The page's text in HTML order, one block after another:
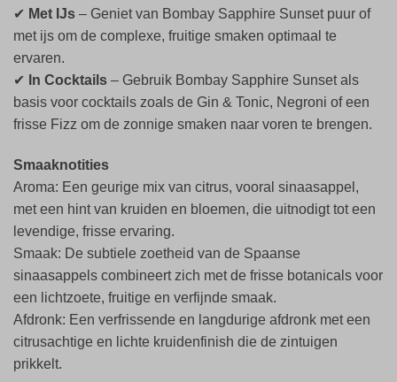
✔ Met IJs – Geniet van Bombay Sapphire Sunset puur of
met ijs om de complexe, fruitige smaken optimaal te
ervaren.
✔ In Cocktails – Gebruik Bombay Sapphire Sunset als
basis voor cocktails zoals de Gin & Tonic, Negroni of een
frisse Fizz om de zonnige smaken naar voren te brengen.
Smaaknotities
Aroma: Een geurige mix van citrus, vooral sinaasappel,
met een hint van kruiden en bloemen, die uitnodigt tot een
levendige, frisse ervaring.
Smaak: De subtiele zoetheid van de Spaanse
sinaasappels combineert zich met de frisse botanicals voor
een lichtzoete, fruitige en verfijnde smaak.
Afdronk: Een verfrissende en langdurige afdronk met een
citrusachtige en lichte kruidenfinish die de zintuigen
prikkelt.